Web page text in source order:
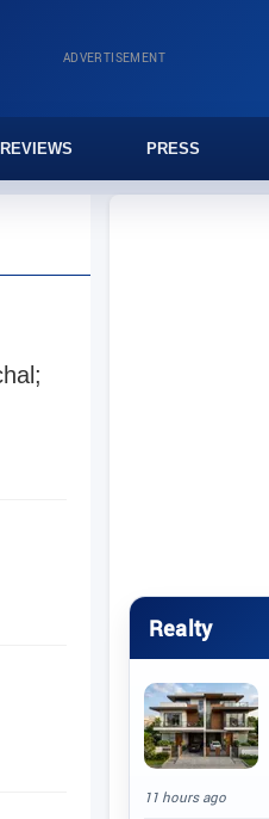
ADVERTISEMENT
REVIEWS PRESS
Realty
11 hours ago